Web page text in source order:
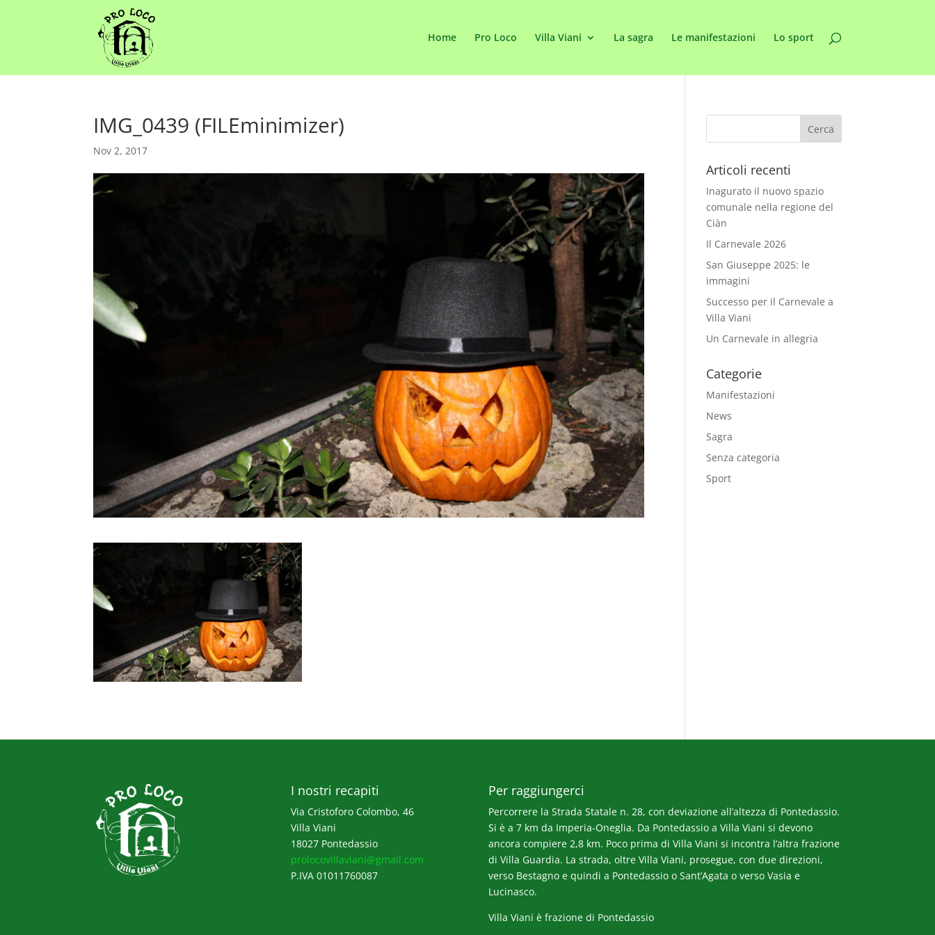
Home Pro Loco Villa Viani La sagra Le manifestazioni Lo sport
IMG_0439 (FILEminimizer)
Nov 2, 2017
Articoli recenti
Inagurato il nuovo spazio
comunale nella regione del
Ciàn
Il Carnevale 2026
San Giuseppe 2025: le
immagini
Successo per il Carnevale a
Villa Viani
Un Carnevale in allegria
Categorie
Manifestazioni
News
Sagra
Senza categoria
Sport
I nostri recapiti
Via Cristoforo Colombo, 46
Villa Viani
18027 Pontedassio
prolocovillaviani@gmail.com
P.IVA 01011760087
Per raggiungerci
Percorrere la Strada Statale n. 28, con deviazione all’altezza di Pontedassio.
Si è a 7 km da Imperia-Oneglia. Da Pontedassio a Villa Viani si devono
ancora compiere 2,8 km. Poco prima di Villa Viani si incontra l’altra frazione
di Villa Guardia. La strada, oltre Villa Viani, prosegue, con due direzioni,
verso Bestagno e quindi a Pontedassio o Sant’Agata o verso Vasia e
Lucinasco.
Villa Viani è frazione di Pontedassio